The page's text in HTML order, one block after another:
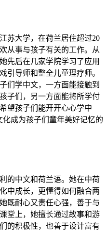
苏大学，在荷兰居住超过20
从事与孩子有关的工作。从
先后在几家学院学习了应用
引导师和整全儿童理疗师。
们学中文，一方面能接触到
子们，另一方面能将所学付
望孩子们能开开心心学中
成为孩子们童年美好记忆的
的中文和荷兰语。她在中荷
中成长，更懂得如何融合两
既耐心又责任心强，善于与
堂上，她擅长通过故事和游
的积极性，也善于设计富有